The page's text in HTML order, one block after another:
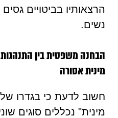
הרצאותיו בביטויים
נשים.
הבחנה משפטית בין
מינית אסורה
חשוב לדעת כי בגדרו
מינית" נכללים סוגים